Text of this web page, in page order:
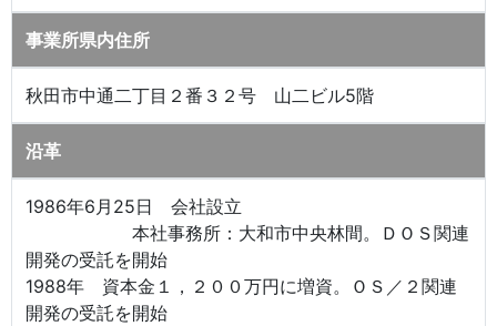
事業所県内住所
秋田市中通二丁目２番３２号 山二ビル5階
沿革
1986年6月25日 会社設立
本社事務所：大和市中央林間。ＤＯＳ関連
開発の受託を開始
1988年 資本金１，２００万円に増資。ＯＳ／２関連
開発の受託を開始